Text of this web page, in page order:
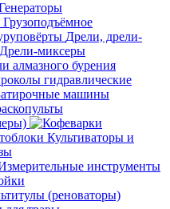
Грузоподъёмное
Дрели, дрели-
Дрели-миксеры
алмазного бурения
гидравлические
машины
Культиваторы и
инструменты
(реноваторы)